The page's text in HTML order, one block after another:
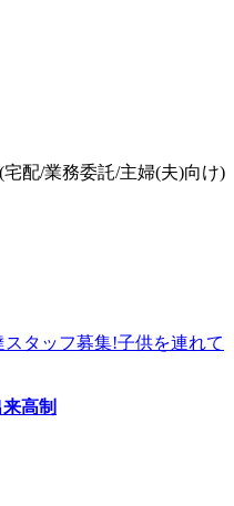
配/業務委託/主婦(夫)向け)
スタッフ募集!子供を連れて
高制